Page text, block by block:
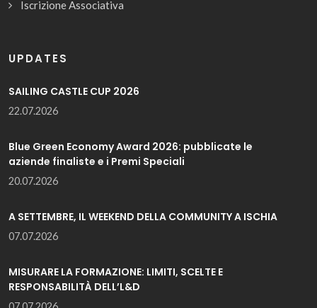
Iscrizione Associativa
UPDATES
SAILING CASTLE CUP 2026
22.07.2026
Blue Green Economy Award 2026: pubblicate le
aziende finaliste e i Premi Speciali
20.07.2026
A SETTEMBRE, IL WEEKEND DELLA COMMUNITY A ISCHIA
07.07.2026
MISURARE LA FORMAZIONE: LIMITI, SCELTE E
RESPONSABILITÀ DELL’L&D